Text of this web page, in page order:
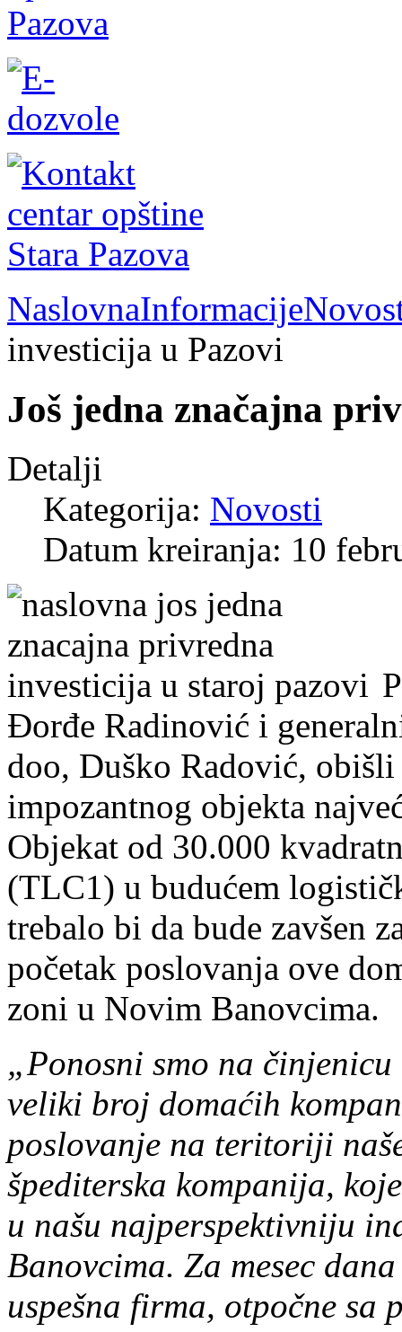
NaslovnaInformacije
investicija u Pazovi
Još jedna značajna
Detalji
Kategorija: Novosti
Datum kreiranja: 10
Đorđe Radinović i
doo, Duško Radović,
impozantnog objekta
Objekat od 30.000
(TLC1) u budućem
trebalo bi da bude zavšen
početak poslovanja ove
zoni u Novim Banovcima.
„Ponosni smo na
veliki broj domaćih
poslovanje na teritoriji
špediterska kompanija,
u našu najperspektivniju
Banovcima. Za mesec
uspešna firma, otpočne sa